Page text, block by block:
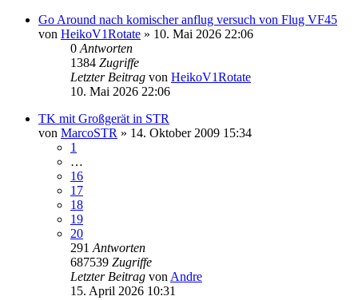
Go Around nach komischer anflug versuch von Flug VF45
von HeikoV1Rotate » 10. Mai 2026 22:06
0 Antworten
1384 Zugriffe
Letzter Beitrag von HeikoV1Rotate
10. Mai 2026 22:06
TK mit Großgerät in STR
von MarcoSTR » 14. Oktober 2009 15:34
1
…
16
17
18
19
20
291 Antworten
687539 Zugriffe
Letzter Beitrag von Andre
15. April 2026 10:31